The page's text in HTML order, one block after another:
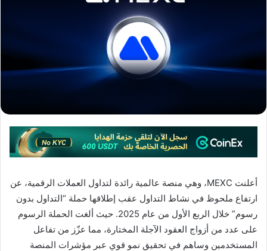
أعلنت MEXC، وهي منصة عالمية رائدة لتداول العملات الرقمية، عن
ارتفاع ملحوظ في نشاط التداول عقب إطلاقها حملة “التداول بدون
رسوم” خلال الربع الأول من عام 2025. حيث ألغت الحملة الرسوم
على عدد من أزواج العقود الآجلة المختارة، مما عزّز من تفاعل
المستخدمين وساهم في تحقيق نمو قوي عبر مؤشرات المنصة